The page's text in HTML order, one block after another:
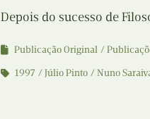
Depois do sucesso de
Publicação Original
1997
Júlio Pinto Nuno